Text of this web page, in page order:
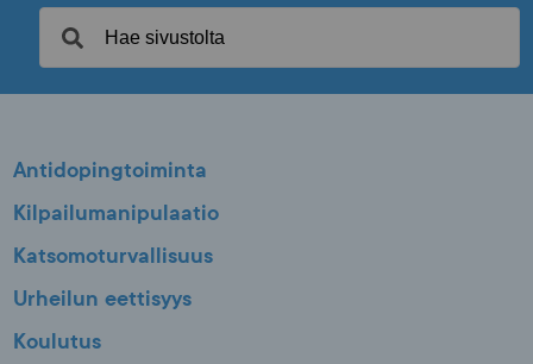
Antidopingtoiminta
Kilpailumanipulaatio
Katsomoturvallisuus
Urheilun eettisyys
Koulutus